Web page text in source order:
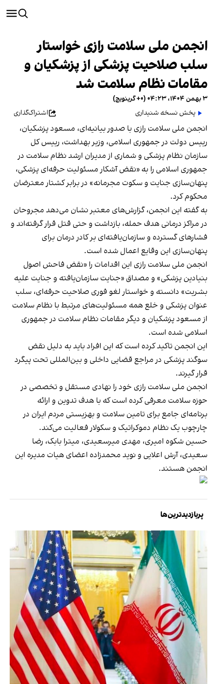
انجمن ملی سلامت رازی خواستار
سلب صلاحیت پزشکی از پزشکیان و
مقامات نظام سلامت شد
۳ بهمن ۱۴۰۴، ۰۴:۲۳ (‎+۰ گرینویچ)
پخش نسخه شنیداری
اشتراک‌گذاری
انجمن ملی سلامت رازی با صدور بیانیه‌ای، مسعود پزشکیان،
رییس‌ دولت در جمهوری اسلامی، وزیر بهداشت، رییس کل
سازمان نظام پزشکی و شماری از مدیران ارشد نظام سلامت در
جمهوری اسلامی را به «نقض آشکار مسئولیت حرفه‌ای پزشکی،
پنهان‌سازی جنایت و سکوت مجرمانه» در برابر کشتار معترضان
محکوم کرد.
به گفته این انجمن، گزارش‌های معتبر نشان می‌دهد مجروحان
در مراکز درمانی هدف حمله، بازداشت و حتی قتل قرار گرفته‌اند و
فشارهای گسترده و سازمان‌یافته‌ای بر کادر درمان برای
پنهان‌سازی این وقایع اعمال شده است.
انجمن ملی سلامت رازی این اقدامات را «نقض فاحش اصول
بنیادین پزشکی» و مصداق «جنایت سازمان‌یافته و جنایت علیه
بشریت» دانسته و خواستار لغو فوری صلاحیت حرفه‌ای، سلب
عنوان پزشکی و خلع همه مسئولیت‌های مرتبط با نظام سلامت
از مسعود پزشکیان و دیگر مقامات نظام سلامت در جمهوری
اسلامی شده است.
این انجمن تاکید کرده است که این افراد باید به دلیل نقض
سوگند پزشکی در مراجع قضایی داخلی و بین‌المللی تحت پیگرد
قرار گیرند.
انجمن ملی سلامت رازی خود را نهادی مستقل و تخصصی در
حوزه سلامت معرفی کرده است که با هدف تدوین و ارائه
برنامه‌ای جامع برای تامین سلامت و بهزیستی مردم ایران در
چارچوب یک نظام دموکراتیک و سکولار فعالیت می‌کند.
حسین شکوه‌ امیری، مهدی میرسعیدی، میترا بابک، رضا
سعیدی، آرش اعلایی و نوید محمدزاده اعضای هیات مدیره این
انجمن هستند.
پربازدیدترین‌ها